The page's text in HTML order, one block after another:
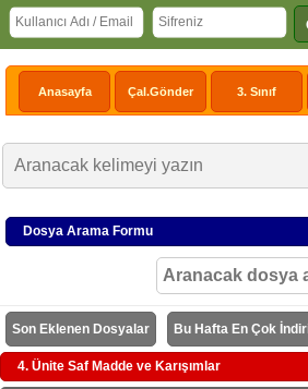
Anasayfa Çal.Gönder 3. Sınıf
Dosya Arama Formu
Son Eklenen Dosyalar Bu Hafta En Çok
4. Ünite Saf Madde ve Karışımlar